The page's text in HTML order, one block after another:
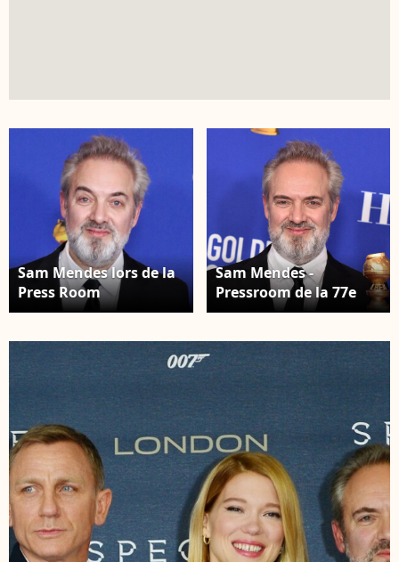
Sam Mendes lors de la
Press Room
(Pressroom) de la
Globe Awards au
Los Angeles le 5 janvier
2020.
Sam Mendes -
Pressroom de la 77e
cérémonie annuelle
Hilton Hotel à Los
Angeles, le 5 janvier
2020.